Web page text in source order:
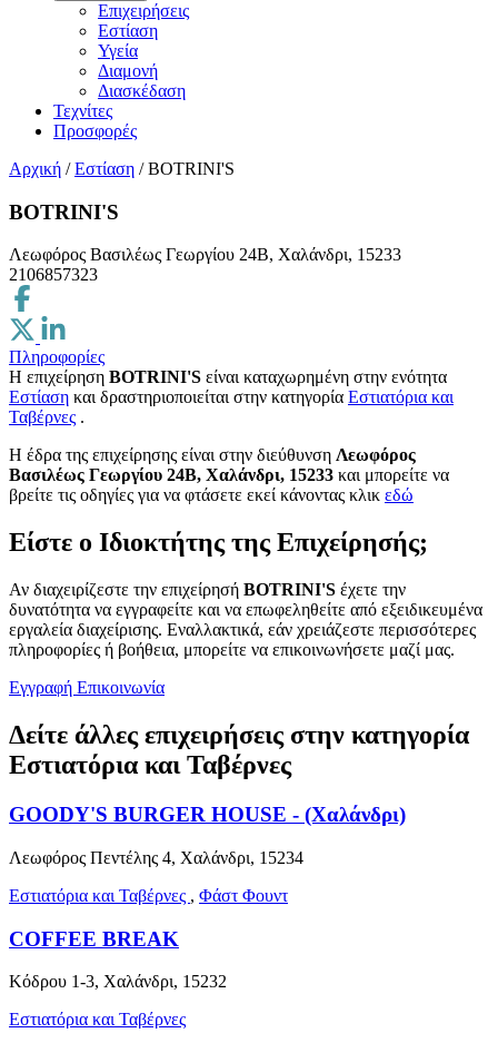
Επιχειρήσεις
Εστίαση
Υγεία
Διαμονή
Διασκέδαση
Τεχνίτες
Προσφορές
Αρχική / Εστίαση / BOTRINI'S
BOTRINI'S
Λεωφόρος Βασιλέως Γεωργίου 24Β, Χαλάνδρι, 15233
2106857323
Πληροφορίες
Η επιχείρηση BOTRINI'S είναι καταχωρημένη στην ενότητα
Εστίαση και δραστηριοποιείται στην κατηγορία Εστιατόρια και
Ταβέρνες .
H έδρα της επιχείρησης είναι στην διεύθυνση Λεωφόρος
Βασιλέως Γεωργίου 24Β, Χαλάνδρι, 15233 και μπορείτε να
βρείτε τις οδηγίες για να φτάσετε εκεί κάνοντας κλικ εδώ
Είστε ο Ιδιοκτήτης της Επιχείρησής;
Αν διαχειρίζεστε την επιχείρησή BOTRINI'S έχετε την
δυνατότητα να εγγραφείτε και να επωφεληθείτε από εξειδικευμένα
εργαλεία διαχείρισης. Εναλλακτικά, εάν χρειάζεστε περισσότερες
πληροφορίες ή βοήθεια, μπορείτε να επικοινωνήσετε μαζί μας.
Εγγραφή Επικοινωνία
Δείτε άλλες επιχειρήσεις στην κατηγορία
Εστιατόρια και Ταβέρνες
GOODY'S BURGER HOUSE - (Χαλάνδρι)
Λεωφόρος Πεντέλης 4, Χαλάνδρι, 15234
Εστιατόρια και Ταβέρνες , Φάστ Φουντ
COFFEE BREAK
Κόδρου 1-3, Χαλάνδρι, 15232
Εστιατόρια και Ταβέρνες